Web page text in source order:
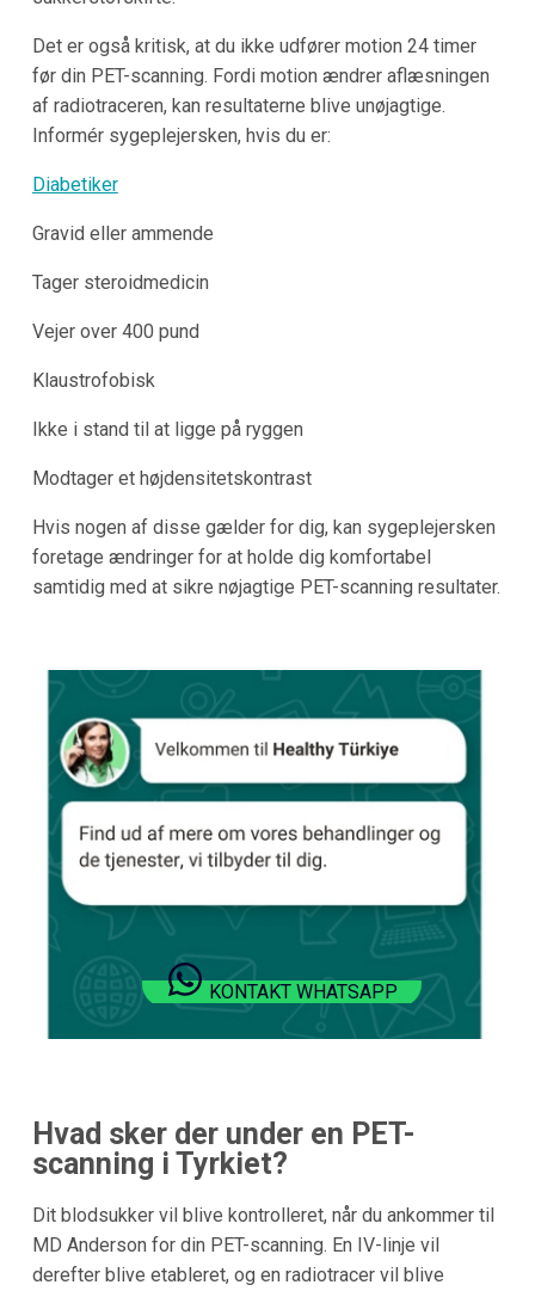
Det er også kritisk, at du ikke udfører motion 24 timer
før din PET-scanning. Fordi motion ændrer aflæsningen
af radiotraceren, kan resultaterne blive unøjagtige.
Informér sygeplejersken, hvis du er:
Diabetiker
Gravid eller ammende
Tager steroidmedicin
Vejer over 400 pund
Klaustrofobisk
Ikke i stand til at ligge på ryggen
Modtager et højdensitetskontrast
Hvis nogen af disse gælder for dig, kan sygeplejersken
foretage ændringer for at holde dig komfortabel
samtidig med at sikre nøjagtige PET-scanning resultater.
KONTAKT WHATSAPP
Hvad sker der under en PET-
scanning i Tyrkiet?
Dit blodsukker vil blive kontrolleret, når du ankommer til
MD Anderson for din PET-scanning. En IV-linje vil
derefter blive etableret, og en radiotracer vil blive